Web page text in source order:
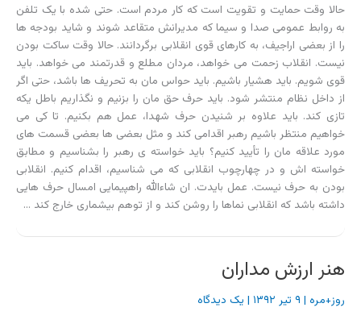
حالا وقت حمایت و تقویت است که کار مردم است. حتی شده با یک تلفن
به روابط عمومی صدا و سیما که مدیرانش متقاعد شوند و شاید بودجه ها
را از بعضی اراجیف، به کارهای قوی انقلابی برگردانند. حالا وقت ساکت بودن
نیست. انقلاب زحمت می خواهد، مردان مطلع و قدرتمند می خواهد. باید
قوی شویم. باید هشیار باشیم. باید حواس مان به تحریف ها باشد، حتی اگر
از داخل نظام منتشر شود. باید حرف حق مان را بزنیم و نگذاریم باطل یکه
تازی کند. باید علاوه بر شنیدن حرف شهدا، عمل هم بکنیم. تا کی می
خواهیم منتظر باشیم رهبر اقدامی کند و مثل بعضی ها بعضی قسمت های
مورد علاقه مان را تأیید کنیم؟ باید خواسته ی رهبر را بشناسیم و مطابق
خواسته اش و در چهارچوب انقلابی که می شناسیم، اقدام کنیم. انقلابی
بودن به حرف نیست. عمل بایدت. ان شاءالله راهپیمایی امسال حرف هایی
داشته باشد که انقلابی نماها را روشن کند و از توهم بیشماری خارج کند …
هنر ارزش مداران
روز+مره | ۹ تیر ۱۳۹۲ | یک دیدگاه